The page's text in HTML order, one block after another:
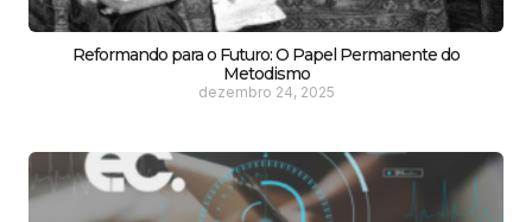
Reformando para o Futuro: O Papel Permanente do
Metodismo
dezembro 24, 2025